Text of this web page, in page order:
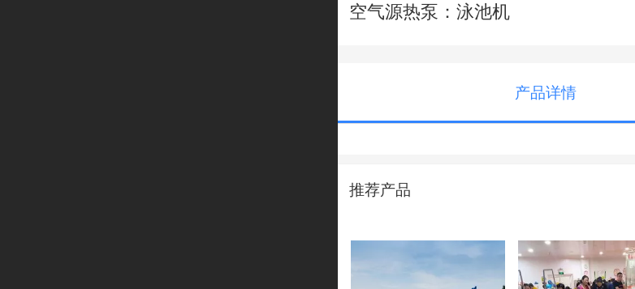
空气源热泵：泳池机
产品详情
推荐产品